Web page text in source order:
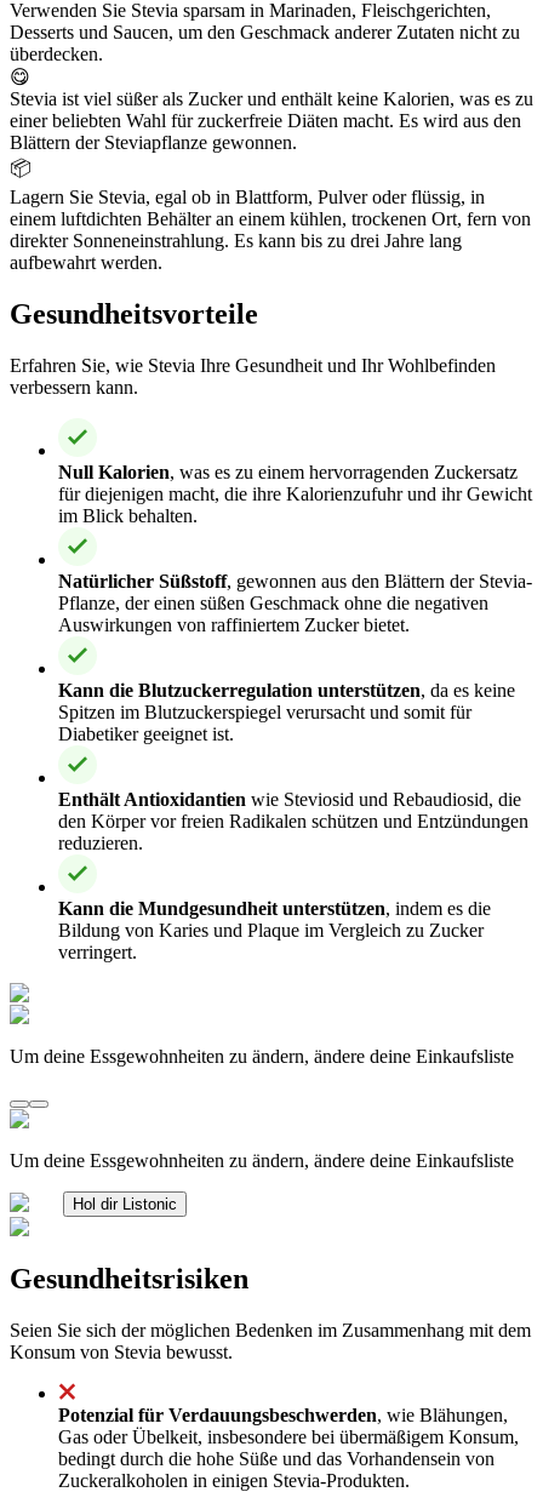
Verwenden Sie Stevia sparsam in Marinaden, Fleischgerichten,
Desserts und Saucen, um den Geschmack anderer Zutaten nicht zu
überdecken.
😋
Stevia ist viel süßer als Zucker und enthält keine Kalorien, was es zu
einer beliebten Wahl für zuckerfreie Diäten macht. Es wird aus den
Blättern der Steviapflanze gewonnen.
📦
Lagern Sie Stevia, egal ob in Blattform, Pulver oder flüssig, in
einem luftdichten Behälter an einem kühlen, trockenen Ort, fern von
direkter Sonneneinstrahlung. Es kann bis zu drei Jahre lang
aufbewahrt werden.
Gesundheitsvorteile
Erfahren Sie, wie Stevia Ihre Gesundheit und Ihr Wohlbefinden
verbessern kann.
Null Kalorien, was es zu einem hervorragenden Zuckersatz
für diejenigen macht, die ihre Kalorienzufuhr und ihr Gewicht
im Blick behalten.
Natürlicher Süßstoff, gewonnen aus den Blättern der Stevia-
Pflanze, der einen süßen Geschmack ohne die negativen
Auswirkungen von raffiniertem Zucker bietet.
Kann die Blutzuckerregulation unterstützen, da es keine
Spitzen im Blutzuckerspiegel verursacht und somit für
Diabetiker geeignet ist.
Enthält Antioxidantien wie Steviosid und Rebaudiosid, die
den Körper vor freien Radikalen schützen und Entzündungen
reduzieren.
Kann die Mundgesundheit unterstützen, indem es die
Bildung von Karies und Plaque im Vergleich zu Zucker
verringert.
Um deine Essgewohnheiten zu ändern, ändere deine Einkaufsliste
Um deine Essgewohnheiten zu ändern, ändere deine Einkaufsliste
Hol dir Listonic
Gesundheitsrisiken
Seien Sie sich der möglichen Bedenken im Zusammenhang mit dem
Konsum von Stevia bewusst.
Potenzial für Verdauungsbeschwerden, wie Blähungen,
Gas oder Übelkeit, insbesondere bei übermäßigem Konsum,
bedingt durch die hohe Süße und das Vorhandensein von
Zuckeralkoholen in einigen Stevia-Produkten.